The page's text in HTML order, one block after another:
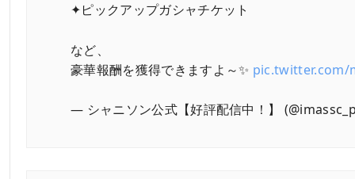
✦ピックアップガシャチケット
など、
豪華報酬を獲得できますよ～✨ pic.twitter.com/
— シャニソン公式【好評配信中！】